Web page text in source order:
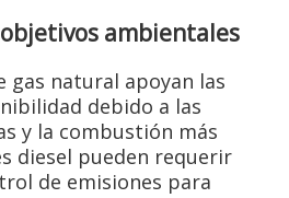
ambientales
gas natural apoyan las
debido a las
y la combustión más
diesel pueden requerir
de emisiones para